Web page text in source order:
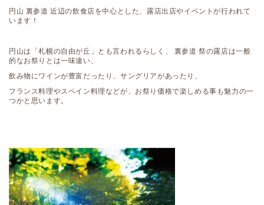
円山 裏参道 近辺の飲食店を中心とした、露店出店やイベントが行われて
います！
円山は「札幌の自由が丘」とも言われるらしく、 裏参道 祭の露店は一般
的なお祭りとは一味違い、
飲み物にワインが豊富だったり、サングリアがあったり、
フランス料理やスペイン料理などが、お祭り価格で楽しめる事も魅力の一
つかと思います。